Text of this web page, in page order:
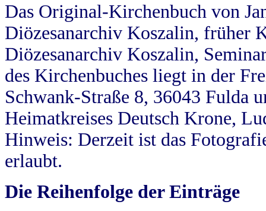
Das Original-Kirchenbuch von
Diözesanarchiv Koszalin, früher
Diözesanarchiv Koszalin,
des Kirchenbuches liegt in der
Schwank-Straße 8, 36043 Fulda
Heimatkreises Deutsch Krone,
Hinweis: Derzeit ist das
erlaubt.
Die Reihenfolge der Einträge